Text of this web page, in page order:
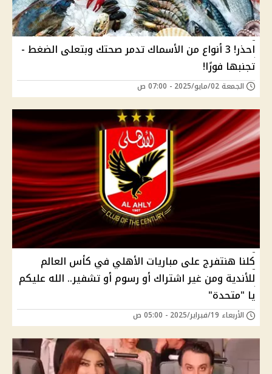
احذر! 3 أنواع من الأسماك تدمر صحتك وبتعلى الضغط -
تجنبها فورًا!
الجمعة 02/مايو/2025 - 07:00 ص
كلنا هنتفرج على مباريات الأهلي في كأس العالم
للأندية ومن غير اشتراك أو رسوم أو تشفير.. الله عليكم
يا "متحدة"
الأربعاء 19/فبراير/2025 - 05:00 ص